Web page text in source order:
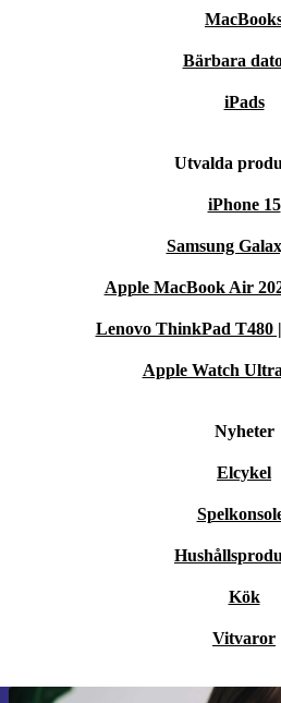
Bärbara
iPads
Utvalda
iPhone 15
Samsung
Apple MacBook Air
Lenovo ThinkPad T480
Apple Watch
Nyheter
Elcykel
Kök
Vitvaror